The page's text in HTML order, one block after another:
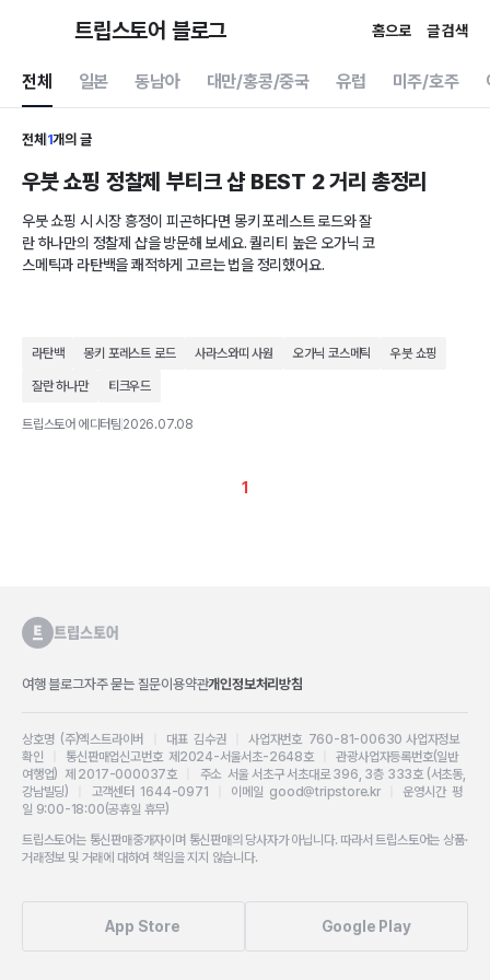
트립스토어 블로그 홈으로 글 검색
전체 일본 동남아 대만/홍콩/중국 유럽 미주/호주
전체 1개의 글
우붓 쇼핑 정찰제 부티크 샵 BEST 2 거리 총정리
우붓 쇼핑 시 시장 흥정이 피곤하다면 몽키 포레스트 로드와 잘
란 하나만의 정찰제 샵을 방문해 보세요. 퀄리티 높은 오가닉 코
스메틱과 라탄백을 쾌적하게 고르는 법을 정리했어요.
라탄백 몽키 포레스트 로드 사라스와띠 사원 오가닉 코스메틱 우붓 쇼핑
잘란 하나만 티크우드
트립스토어 에디터팀 2026.07.08
1
여행 블로그자주 묻는 질문이용약관개인정보처리방침
상호명 (주)엑스트라이버 대표 김수권 |사업자번호 760-81-00630 사업자정보
확인
통신판매업신고번호 제2024-서울서초-2648호|관광사업자등록번호(일반
여행업) 제 2017-000037호
주소 서울 서초구 서초대로 396, 3층 333호 (서초동,
강남빌딩)
고객센터 1644-0971 이메일 good@tripstore.kr| 운영시간 평
일 9:00-18:00(공휴일 휴무)
트립스토어는 통신판매중개자이며 통신판매의 당사자가 아닙니다. 따라서 트립스토어는 상품·
거래정보 및 거래에 대하여 책임을 지지 않습니다.
App Store Google Play